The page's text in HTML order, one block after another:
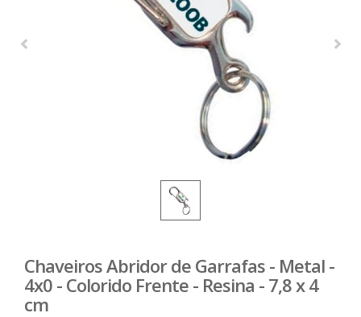
Chaveiros Abridor de Garrafas - Metal -
4x0 - Colorido Frente - Resina - 7,8 x 4
cm